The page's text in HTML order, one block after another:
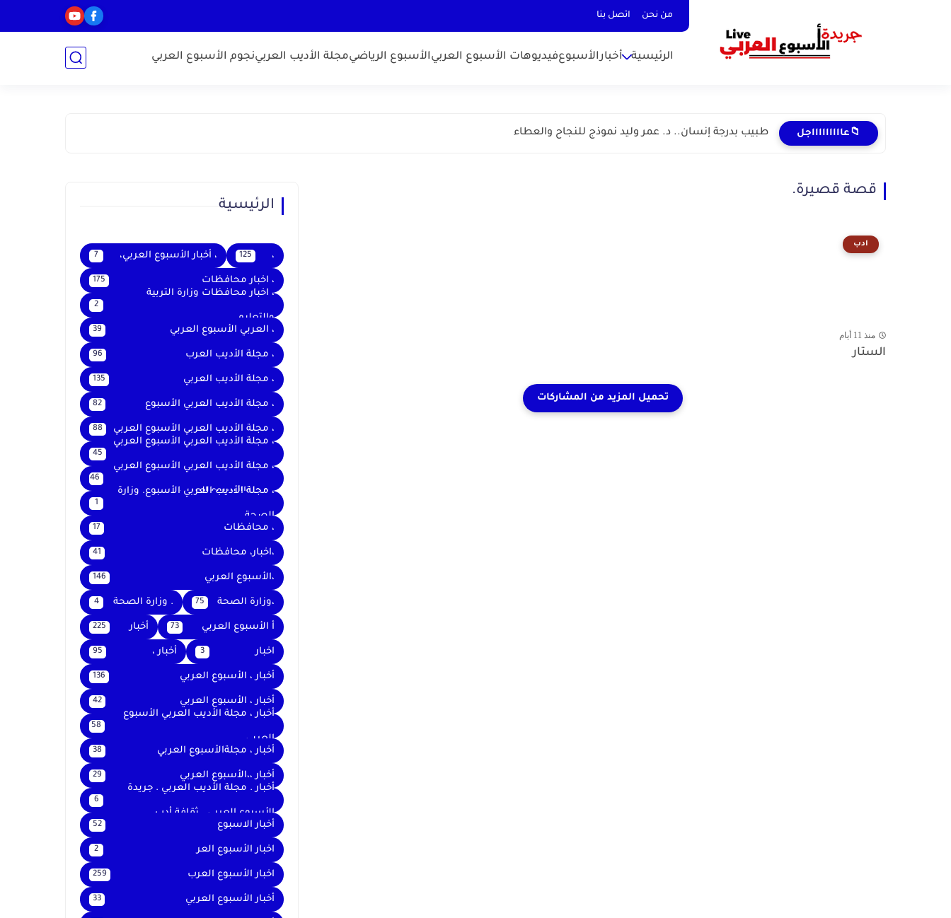
من نحن اتصل بنا
الرئيسية أخبارالأسبوعفيديوهات الأسبوع العربيالأسبوع الرياضيمجلة الأديب العربينجوم الأسبوع العربي
📁عاااااااااجل طبيب بدرجة إنسان.. د. عمر وليد نموذج للنجاح والعطاء
قصة قصيرة.
ادب
منذ 11 أيام
الستار
الرئيسية
، 125 ، أخبار الأسبوع العربي، 7
، اخبار محافظات 175
، اخبار محافظات وزارة التربية
والتعليم
2
، العربي الأسبوع العربي 39
، مجلة الأديب العرب 96
، مجلة الأديب العربي 135
، مجلة الأديب العربي الأسبوع 82
، مجلة الأديب العربي الأسبوع العربي 88
، مجلة الأديب العربي الأسبوع العربي
،
45
، مجلة الأديب العربي الأسبوع العربي
، مجلةالأسبوع العربي
46
، مجلة الأديب العربي الأسبوع. وزارة
الصحة
1
، محافظات 17
،اخبار، محافظات 41
،الأسبوع العربي 146
،وزارة الصحة 75 . وزارة الصحة 4
أ الأسبوع العربي 73 أخبار 225
اخبار 3 أخبار ، 95
أخبار ، الأسبوع العربي 136
أخبار ، الأسبوع العربي 42
أخبار ، مجلة الأديب العربي الأسبوع
العربي
58
أخبار ، مجلةالأسبوع العربي 38
أخبار ،،الأسبوع العربي 29
أخبار . مجلة الأديب العربي . جريدة
الأسبوع العربي . ثقافة أدب
6
أخبار الاسبوع 52
اخبار الأسبوع العر 2
اخبار الأسبوع العرب 259
أخبار الأسبوع العربي 33